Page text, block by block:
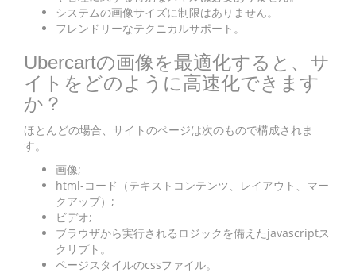
システムの画像サイズに制限はありません。
フレンドリーなテクニカルサポート。
Ubercartの画像を最適化すると、サ
イトをどのように高速化できます
か？
ほとんどの場合、サイトのページは次のもので構成されま
す。
画像;
html-コード（テキストコンテンツ、レイアウト、マー
クアップ）;
ビデオ;
ブラウザから実行されるロジックを備えたjavascriptス
クリプト。
ページスタイルのcssファイル。